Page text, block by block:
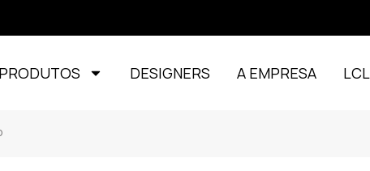
PRODUTOS DESIGNERS A EMPRESA